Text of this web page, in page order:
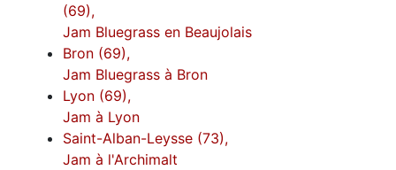
(69),
Jam Bluegrass en Beaujolais
Bron (69),
Jam Bluegrass à Bron
Lyon (69),
Jam à Lyon
Saint-Alban-Leysse (73),
Jam à l'Archimalt